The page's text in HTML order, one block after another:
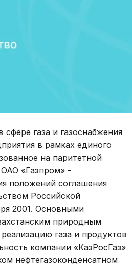
газа и газоснабжения
в рамках единого
на паритетной
«Газпром» -
положений соглашения
Российской
2001. Основными
природным
газа и продуктов
компании «КазРосГаз»
нефтегазоконденсатном